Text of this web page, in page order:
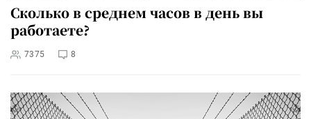
Сколько в среднем часов в день вы
работаете?
7375 8